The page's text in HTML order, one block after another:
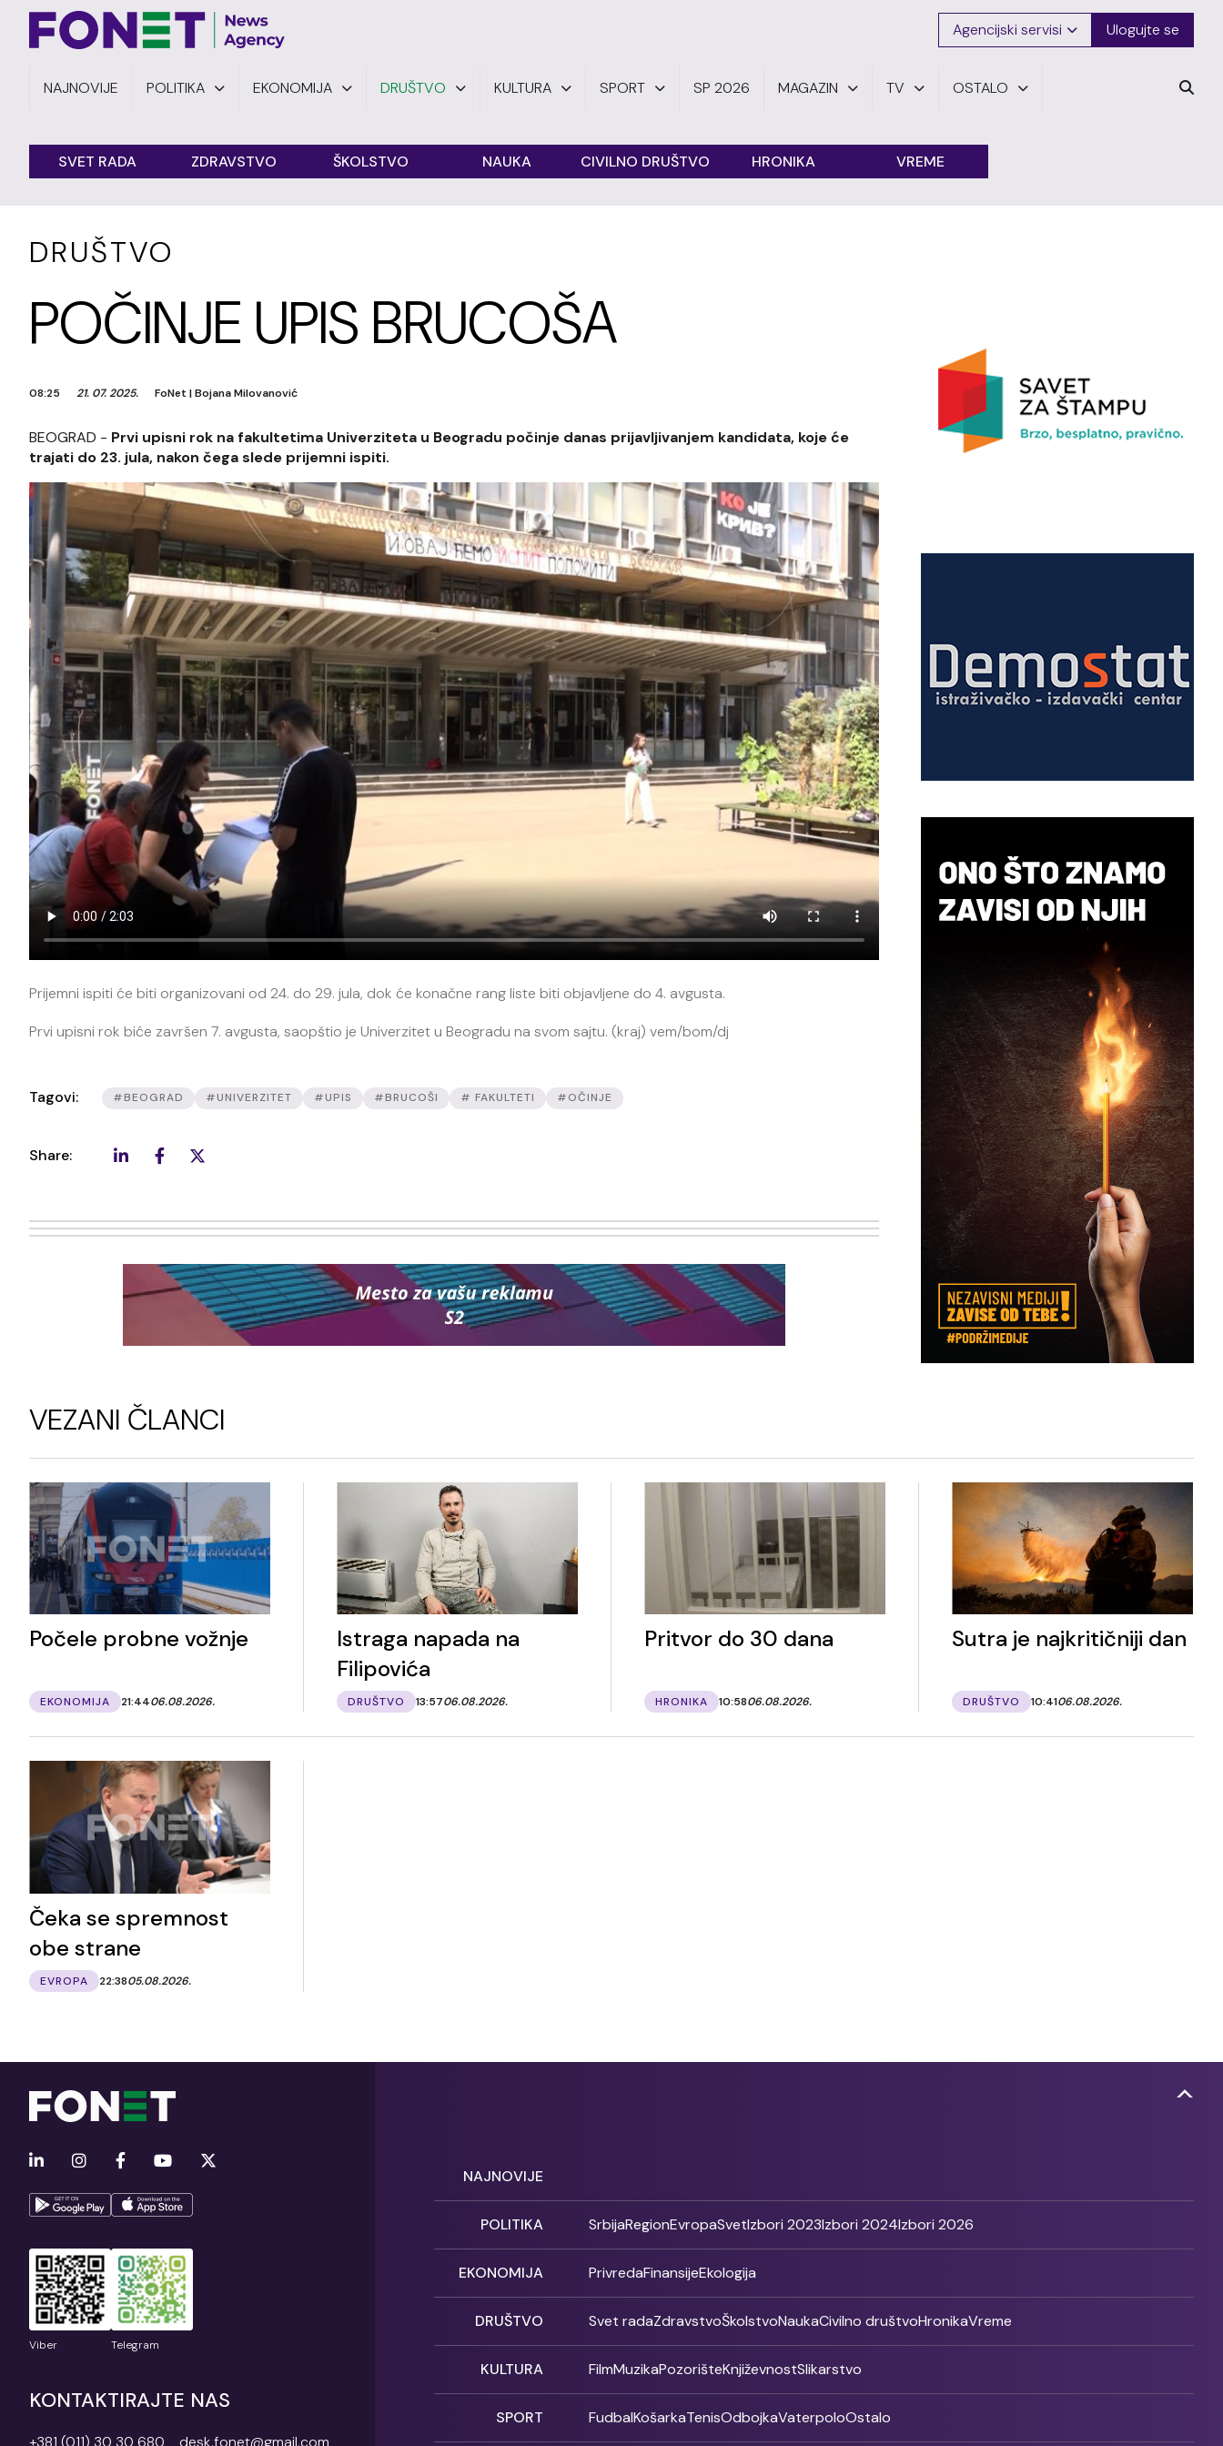
Agencijski servisi Ulogujte se
NAJNOVIJE POLITIKA EKONOMIJA DRUŠTVO KULTURA SPORT SP 2026 MAGAZIN TV OSTALO
SVET RADA ZDRAVSTVO ŠKOLSTVO NAUKA CIVILNO DRUŠTVO HRONIKA VREME
DRUŠTVO
POČINJE UPIS BRUCOŠA
08:25 21. 07. 2025. FoNet |Bojana Milovanović
BEOGRAD - Prvi upisni rok na fakultetima Univerziteta u Beogradu počinje danas prijavljivanjem kandidata, koje će
trajati do 23. jula, nakon čega slede prijemni ispiti.
Prijemni ispiti će biti organizovani od 24. do 29. jula, dok će konačne rang liste biti objavljene do 4. avgusta.
Prvi upisni rok biće završen 7. avgusta, saopštio je Univerzitet u Beogradu na svom sajtu. (kraj) vem/bom/dj
Tagovi: #BEOGRAD #UNIVERZITET #UPIS #BRUCOŠI # FAKULTETI #OČINJE
Share:
VEZANI ČLANCI
Počele probne vožnje
EKONOMIJA 21:4406.08.2026.
Istraga napada na
Filipovića
DRUŠTVO 13:5706.08.2026.
Pritvor do 30 dana
HRONIKA 10:5806.08.2026.
Sutra je najkritičniji dan
DRUŠTVO 10:4106.08.2026.
Čeka se spremnost
obe strane
EVROPA 22:3805.08.2026.
Viber Telegram
KONTAKTIRAJTE NAS
+381 (011) 30 30 680 desk.fonet@gmail.com
NAJNOVIJE
POLITIKA SrbijaRegionEvropaSvetIzbori 2023Izbori 2024Izbori 2026
EKONOMIJA PrivredaFinansijeEkologija
DRUŠTVO Svet radaZdravstvoŠkolstvoNaukaCivilno društvoHronikaVreme
KULTURA FilmMuzikaPozorišteKnjiževnostSlikarstvo
SPORT FudbalKošarkaTenisOdbojkaVaterpoloOstalo